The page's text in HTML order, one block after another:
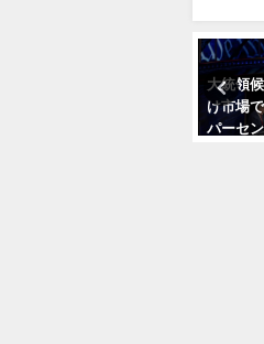
大統領
け市場
パーセ